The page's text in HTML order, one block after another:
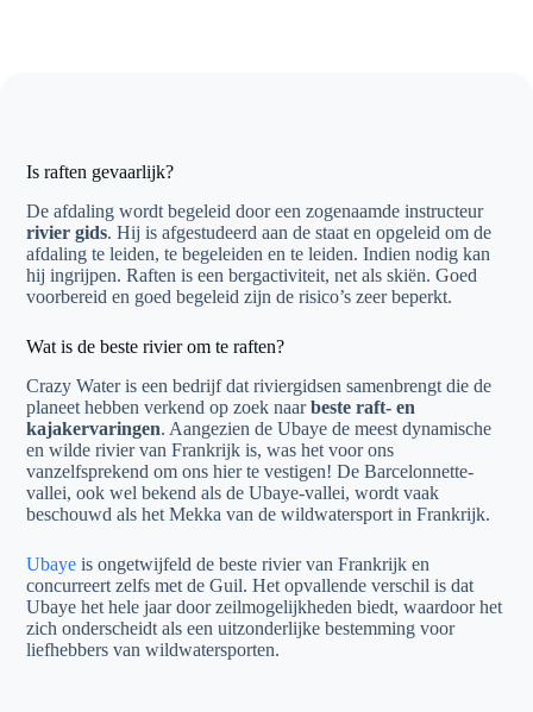
Is raften gevaarlijk?
De afdaling wordt begeleid door een zogenaamde instructeur
rivier gids. Hij is afgestudeerd aan de staat en opgeleid om de
afdaling te leiden, te begeleiden en te leiden. Indien nodig kan
hij ingrijpen. Raften is een bergactiviteit, net als skiën. Goed
voorbereid en goed begeleid zijn de risico’s zeer beperkt.
Wat is de beste rivier om te raften?
Crazy Water is een bedrijf dat riviergidsen samenbrengt die de
planeet hebben verkend op zoek naarbeste raft- en
kajakervaringen. Aangezien de Ubaye de meest dynamische
en wilde rivier van Frankrijk is, was het voor ons
vanzelfsprekend om ons hier te vestigen! De Barcelonnette-
vallei, ook wel bekend als de Ubaye-vallei, wordt vaak
beschouwd als het Mekka van de wildwatersport in Frankrijk.
Ubaye is ongetwijfeld de beste rivier van Frankrijk en
concurreert zelfs met de Guil. Het opvallende verschil is dat
Ubaye het hele jaar door zeilmogelijkheden biedt, waardoor het
zich onderscheidt als een uitzonderlijke bestemming voor
liefhebbers van wildwatersporten.